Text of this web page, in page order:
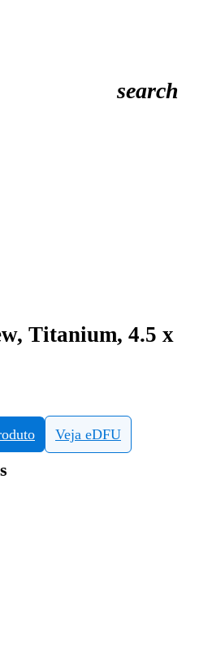
search
Titanium, 4.5 x
Veja eDFU